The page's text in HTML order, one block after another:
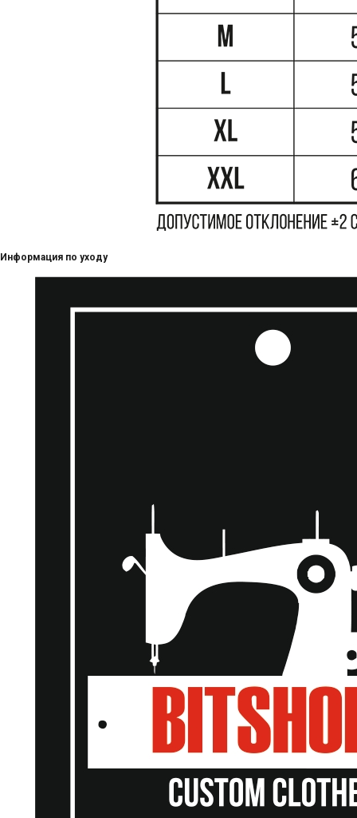
Информация по уходу